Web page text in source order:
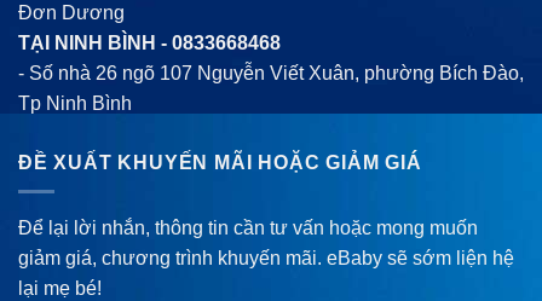
Đơn Dương
TẠI NINH BÌNH - 0833668468
- Số nhà 26 ngõ 107 Nguyễn Viết Xuân, phường Bích Đào,
Tp Ninh Bình
ĐỀ XUẤT KHUYẾN MÃI HOẶC GIẢM GIÁ
Để lại lời nhắn, thông tin cần tư vấn hoặc mong muốn
giảm giá, chương trình khuyến mãi. eBaby sẽ sớm liện hệ
lại mẹ bé!